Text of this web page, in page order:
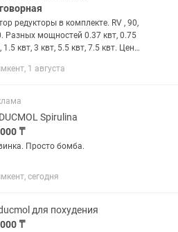
редукторы в комплекте. RV , 90,
Разных мощностей 0.37 квт, 0.75
1.5 квт, 3 квт, 5.5 квт, 7.5 квт. Цены
с мотором на разные
1 августа
Spirulina
₸
Просто бомба.
сегодня
для похудения
₸